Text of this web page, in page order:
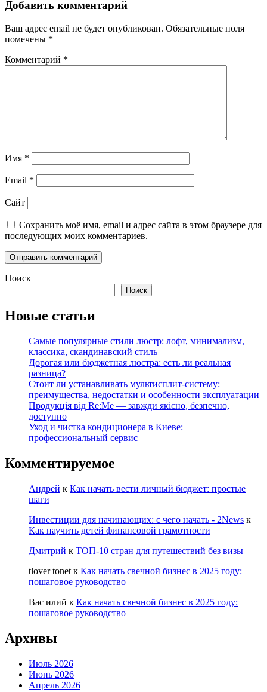
Добавить комментарий
Ваш адрес email не будет опубликован. Обязательные поля
помечены *
Комментарий *
Имя *
Email *
Сайт
Сохранить моё имя, email и адрес сайта в этом браузере для
последующих моих комментариев.
Поиск
Поиск
Новые статьи
Самые популярные стили люстр: лофт, минимализм,
классика, скандинавский стиль
Дорогая или бюджетная люстра: есть ли реальная
разница?
Стоит ли устанавливать мультисплит-систему:
преимущества, недостатки и особенности эксплуатации
Продукція від Re:Me — завжди якісно, безпечно,
доступно
Уход и чистка кондиционера в Киеве:
профессиональный сервис
Комментируемое
Андрей к Как начать вести личный бюджет: простые
шаги
Инвестиции для начинающих: с чего начать - 2News к
Как научить детей финансовой грамотности
Дмитрий к ТОП-10 стран для путешествий без визы
tlover tonet к Как начать свечной бизнес в 2025 году:
пошаговое руководство
Вас илий к Как начать свечной бизнес в 2025 году:
пошаговое руководство
Архивы
Июль 2026
Июнь 2026
Апрель 2026